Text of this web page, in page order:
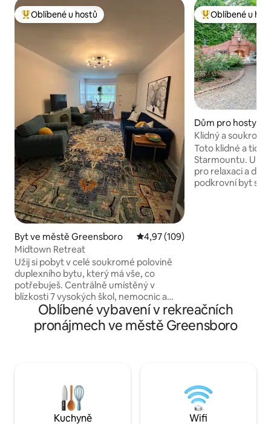
Nejlepší v kategorii Oblíbené u hostů
Oblíbené u hostů
Byt ve městě Greensboro Průměrné hodnocení 4,97 z 5,
4,97 (109)
Midtown Retreat
Užij si pobyt v celé soukromé polovině
duplexního bytu, který má vše, co
potřebuješ. Centrálně umístěný v
blízkosti 7 vysokých škol, nemocnic a
úžasných restaurací. Tento byt má vše,
co budete potřebovat. Jen jeden krok k
tomu, aby ses dostal/a do bytu. Dřevěné
budeš potřebovat, pokud se rozhodneš
zůstat a vařit. Užij si zásobený kávový a
čajový bar. Zbrusu nová pračka a sušička
Nejlepší v
Oblíbené u
Dům pro hosty
eensboro
Klidný a
Starmountu
Toto klidné a
Starmountu.
pro relaxaci a
podkrovní byt se
center.
Oblíbené vybavení v rekreačních
pronájmech ve městě Greensboro
Kuchyně Wifi